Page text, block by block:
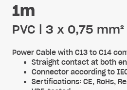
1m
PVC | 3 x 0,75
Power Cable with C13 to C14
Straight contact at both
Connector according to
Sertifications: CE, RoHs,